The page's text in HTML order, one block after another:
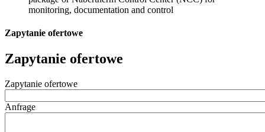
monitoring, documentation and control
Zapytanie ofertowe
Zapytanie ofertowe
Zapytanie ofertowe
Anfrage